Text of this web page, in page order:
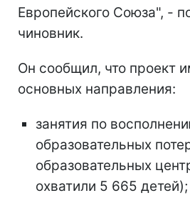
Европейского Союза", -
чиновник.
Он сообщил, что проект
основных направления:
занятия по
образовательных
образовательных
охватили 5 665 детей);